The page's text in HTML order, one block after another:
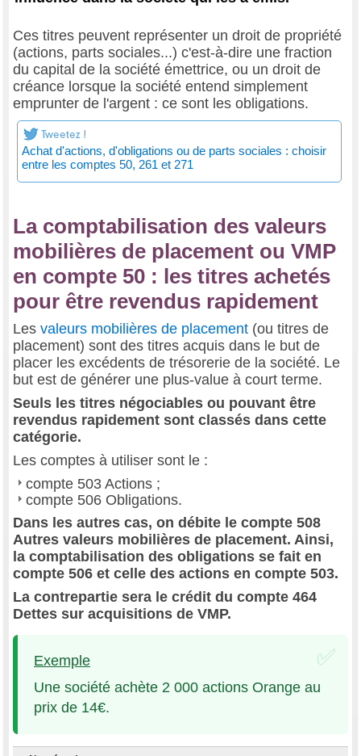
Ces titres peuvent représenter un droit de propriété
(actions, parts sociales...) c'est-à-dire une fraction
du capital de la société émettrice, ou un droit de
créance lorsque la société entend simplement
emprunter de l'argent : ce sont les obligations.
Achat d'actions, d'obligations ou de parts sociales : choisir
entre les comptes 50, 261 et 271
La comptabilisation des valeurs
mobilières de placement ou VMP
en compte 50 : les titres achetés
pour être revendus rapidement
Les valeurs mobilières de placement (ou titres de
placement) sont des titres acquis dans le but de
placer les excédents de trésorerie de la société. Le
but est de générer une plus-value à court terme.
Seuls les titres négociables ou pouvant être
revendus rapidement sont classés dans cette
catégorie.
Les comptes à utiliser sont le :
compte 503 Actions ;
compte 506 Obligations.
Dans les autres cas, on débite le compte 508
Autres valeurs mobilières de placement. Ainsi,
la comptabilisation des obligations se fait en
compte 506 et celle des actions en compte 503.
La contrepartie sera le crédit du compte 464
Dettes sur acquisitions de VMP.
Exemple
Une société achète 2 000 actions Orange au
prix de 14€.